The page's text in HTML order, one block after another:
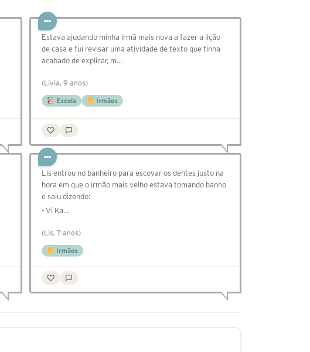
Estava ajudando minha irmã mais nova a fazer a lição
de casa e fui revisar uma atividade de texto que tinha
acabado de explicar, m…
(Lívia, 9 anos)
Escola Irmãos
Lis entrou no banheiro para escovar os dentes justo na
hora em que o irmão mais velho estava tomando banho
e saiu dizendo:
- Vi Ka…
(Lis, 7 anos)
Irmãos